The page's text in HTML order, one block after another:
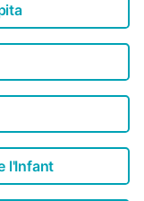
l'Infant